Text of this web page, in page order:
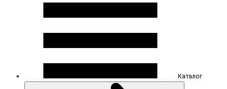
Каталог